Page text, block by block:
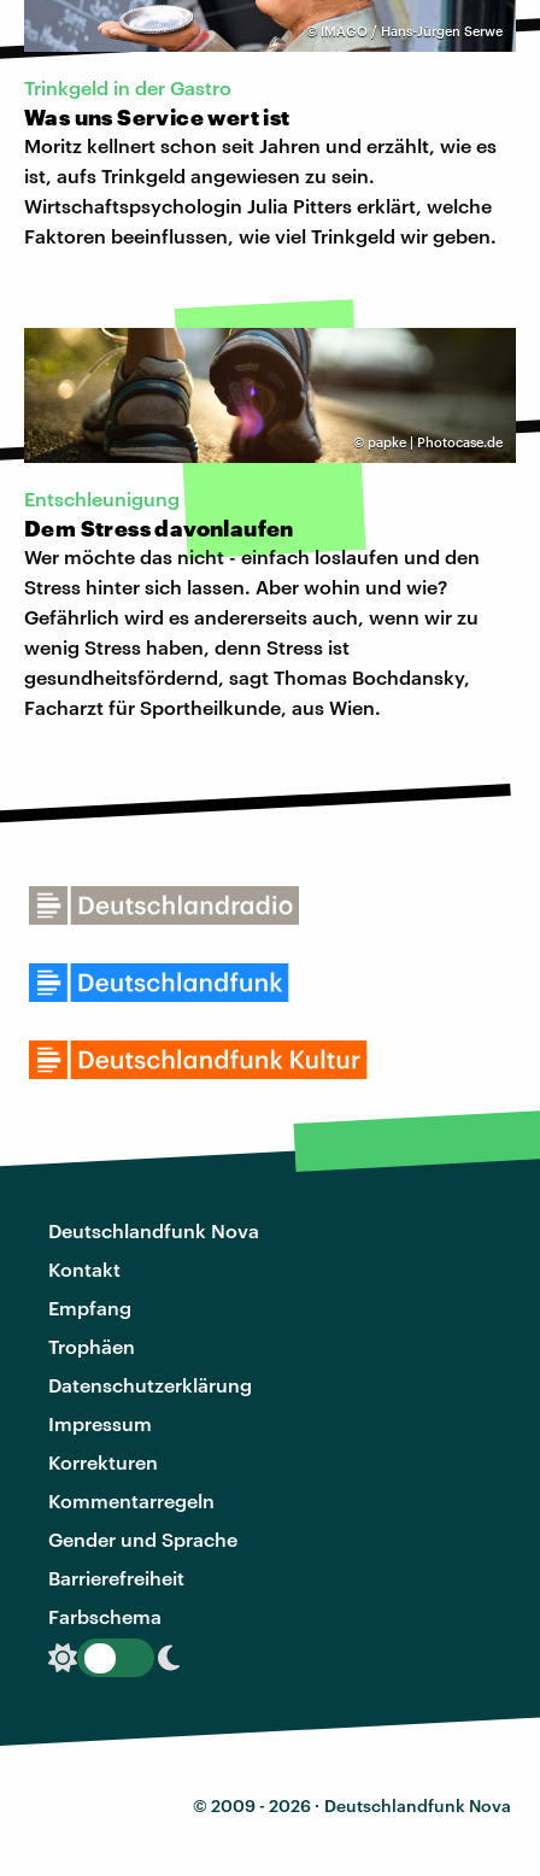
©IMAGO / Hans-Jürgen Serwe
Trinkgeld in der Gastro
Was uns Service wert ist
Moritz kellnert schon seit Jahren und erzählt, wie es
ist, aufs Trinkgeld angewiesen zu sein.
Wirtschaftspsychologin Julia Pitters erklärt, welche
Faktoren beeinflussen, wie viel Trinkgeld wir geben.
©papke | Photocase.de
​Entschleunigung
Dem Stress davonlaufen
Wer möchte das nicht - einfach loslaufen und den
Stress hinter sich lassen. Aber wohin und wie?
Gefährlich wird es andererseits auch, wenn wir zu
wenig Stress haben, denn Stress ist
gesundheitsfördernd, sagt Thomas Bochdansky,
Facharzt für Sportheilkunde, aus Wien.
Deutschlandfunk Nova
Kontakt
Empfang
Trophäen
Datenschutzerklärung
Impressum
Korrekturen
Kommentarregeln
Gender und Sprache
Barrierefreiheit
Farbschema
© 2009 - 2026 · Deutschlandfunk Nova